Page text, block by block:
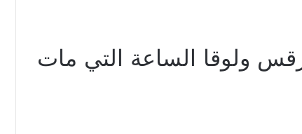
ولوقا الساعة التي مات